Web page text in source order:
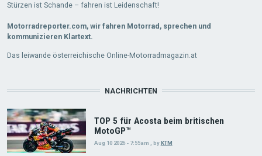
Stürzen ist Schande – fahren ist Leidenschaft!
Motorradreporter.com, wir fahren Motorrad, sprechen und
kommunizieren Klartext.
Das leiwande österreichische Online-Motorradmagazin.at
NACHRICHTEN
TOP 5 für Acosta beim britischen
MotoGP™
Aug 10 2026 - 7:55am byKTM